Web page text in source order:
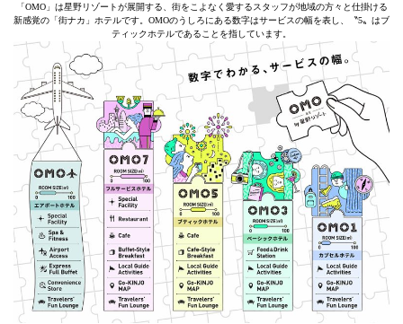
「OMO」は星野リゾートが展開する、街をこよなく愛するスタッフが地域の方々と仕掛ける
新感覚の「街ナカ」ホテルです。OMOのうしろにある数字はサービスの幅を表し、〝5〟はブ
ティックホテルであることを指しています。